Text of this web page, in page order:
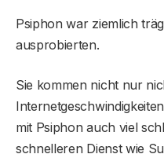
Psiphon war ziemlich
ausprobierten.
Sie kommen nicht nur
mit Psiphon auch viel
schnelleren Dienst wie